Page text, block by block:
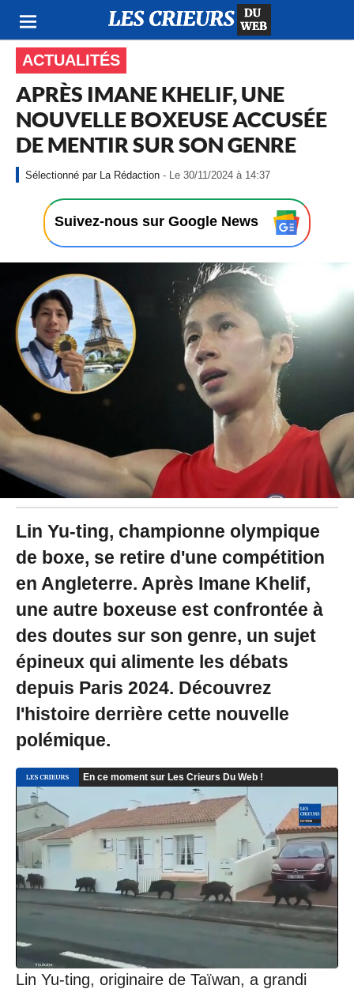
ACTUALITÉS
APRÈS IMANE KHELIF, UNE
NOUVELLE BOXEUSE ACCUSÉE
DE MENTIR SUR SON GENRE
La Rédaction - Le 30/11/2024 à 14:37
3
/
1
1
2
à
4
3
7
Suivez-nous sur Google News
Lin Yu-ting, championne olympique
de boxe, se retire d'une compétition
en Angleterre. Après Imane Khelif,
une autre boxeuse est confrontée à
des doutes sur son genre, un sujet
épineux qui alimente les débats
depuis Paris 2024. Découvrez
l'histoire derrière cette nouvelle
polémique.
Lin Yu-ting, originaire de Taïwan, a grandi